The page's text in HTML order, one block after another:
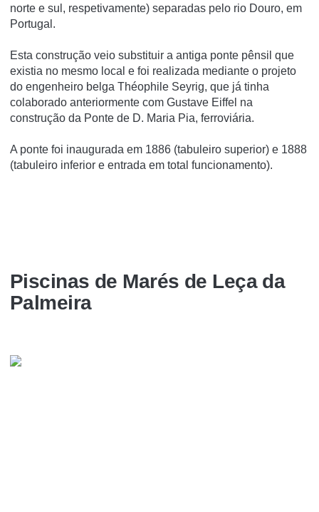
norte e sul, respetivamente) separadas pelo rio Douro, em
Portugal.
Esta construção veio substituir a antiga ponte pênsil que
existia no mesmo local e foi realizada mediante o projeto
do engenheiro belga Théophile Seyrig, que já tinha
colaborado anteriormente com Gustave Eiffel na
construção da Ponte de D. Maria Pia, ferroviária.
A ponte foi inaugurada em 1886 (tabuleiro superior) e 1888
(tabuleiro inferior e entrada em total funcionamento).
Piscinas de Marés de Leça da
Palmeira